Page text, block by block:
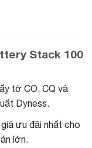
Stack 100
tờ CO, CQ và
Dyness.
ưu đãi nhất cho
lớn.